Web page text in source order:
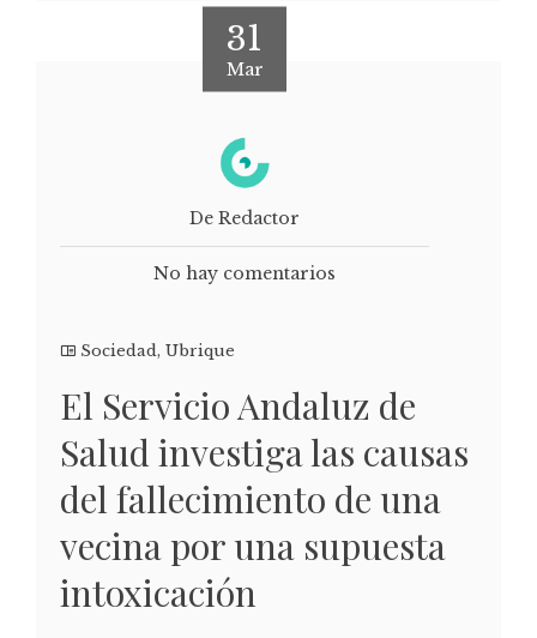
31
Mar
De Redactor
No hay comentarios
Sociedad, Ubrique
El Servicio Andaluz de
Salud investiga las causas
del fallecimiento de una
vecina por una supuesta
intoxicación